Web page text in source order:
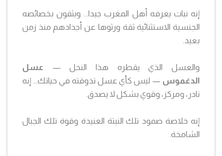
إنه نبات يعرفه أهل المغرب جيدا… ويثقون بخصائصه
الجنسية الاستثنائية ثقة ورثوها عن أجدادهم منذ زمن
بعيد.
والعسل الذي يقطره هذا النحل —
عسل
الدغموس — ليس كأي عسل تذوقته في حياتك… إنه
نادر، ومركز، وقوي بشكل لا يصدق.
إنه خلاصة صمود تلك النبتة العنيدة وقوة تلك الجبال
الشامخة.